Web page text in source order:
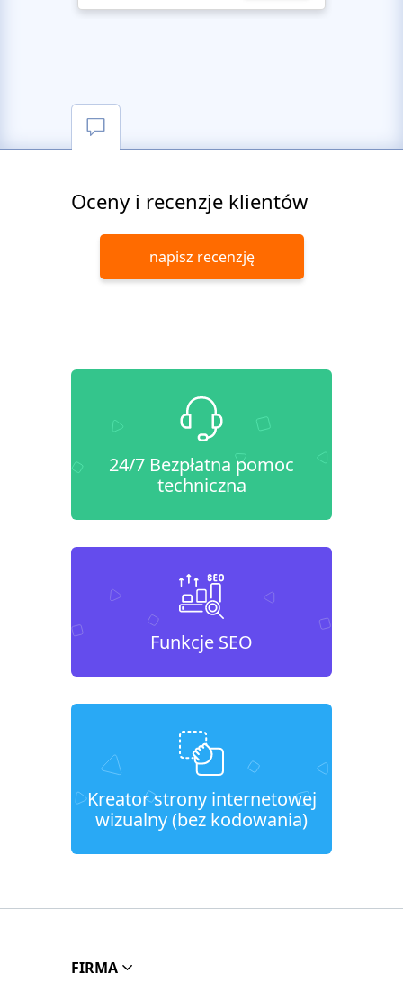
Oceny i recenzje klientów
napisz recenzję
24/7 Bezpłatna pomoc
techniczna
Funkcje SEO
Kreator strony internetowej
wizualny (bez kodowania)
FIRMA